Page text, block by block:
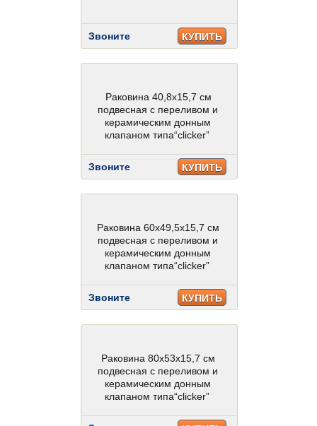
Звоните КУПИТЬ
Раковина 40,8х15,7 см
подвесная с переливом и
керамическим донным
клапаном типа“clicker”
Звоните КУПИТЬ
Раковина 60х49,5х15,7 см
подвесная с переливом и
керамическим донным
клапаном типа“clicker”
Звоните КУПИТЬ
Раковина 80х53х15,7 см
подвесная с переливом и
керамическим донным
клапаном типа“clicker”